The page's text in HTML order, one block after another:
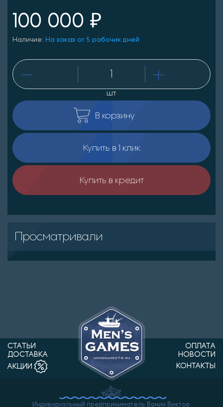
100 000 ₽
Наличие: На заказ от 5 рабочих дней
шт
В корзину
Купить в 1 клик
Купить в кредит
Просматривали
СТАТЬИ
ОПЛАТА
ДОСТАВКА
НОВОСТИ
АКЦИИ
КОНТАКТЫ
Индивидуальный предприниматель Ванин Виктор